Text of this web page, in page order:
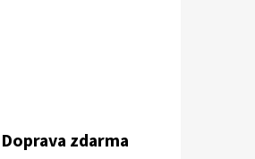
Doprava zdarma